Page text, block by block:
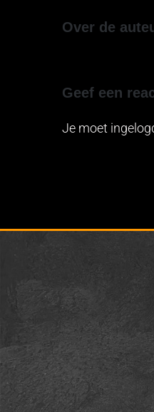
Over de
Geef een
Je moet